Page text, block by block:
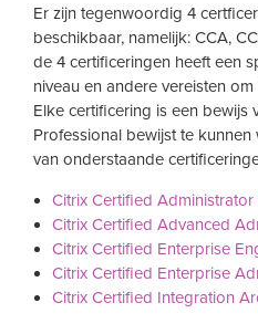
Er zijn tegenwoordig 4
beschikbaar, namelijk: CCA,
de 4 certificeringen heeft een
niveau en andere vereisten
Elke certificering is een bewijs
Professional bewijst te kunnen
van onderstaande
Citrix Certified Administrator
Citrix Certified Advanced
Citrix Certified Enterprise
Citrix Certified Enterprise
Citrix Certified Integration